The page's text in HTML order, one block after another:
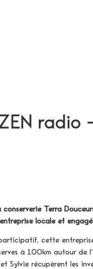
radio
Terra
locale et
cette
à 100km autour de
Sylvie récupèrent les